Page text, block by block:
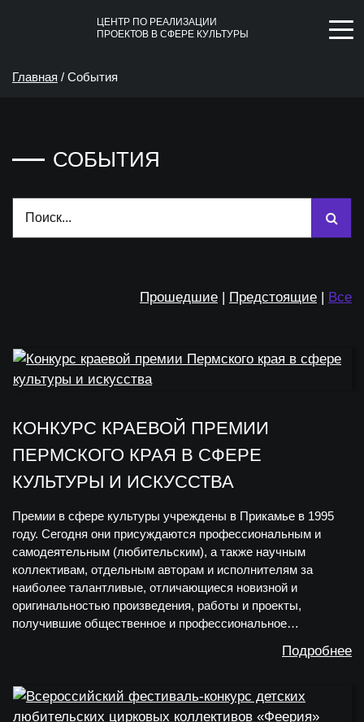
ЦЕНТР ПО РЕАЛИЗАЦИИ
ПРОЕКТОВ В СФЕРЕ КУЛЬТУРЫ
Главная / События
СОБЫТИЯ
Прошедшие | Предстоящие | Все
КОНКУРС КРАЕВОЙ ПРЕМИИ
ПЕРМСКОГО КРАЯ В СФЕРЕ
КУЛЬТУРЫ И ИСКУССТВА
Премии в сфере культуры учреждены в Прикамье в 1995
году. Сегодня они присуждаются профессиональным и
самодеятельным (любительским), а также научным
коллективам, отдельным авторам и исполнителям за
наиболее талантливые, отличающиеся новизной и
оригинальностью произведения, работы и проекты,
получившие общественное и профессиональное…
Подробнее